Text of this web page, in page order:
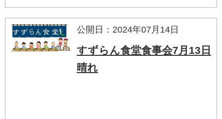
公開日：2024年07月14日
すずらん食堂食事会7月13日
晴れ